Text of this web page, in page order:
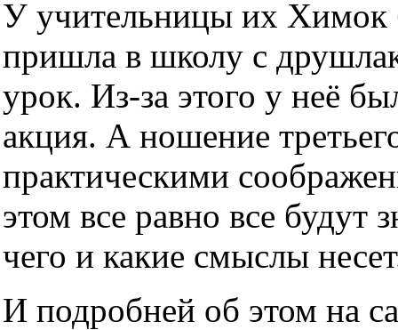
У учительницы их Химок
пришла в школу с
урок. Из-за этого у неё
акция. А ношение
практическими
этом все равно все будут
чего и какие смыслы
И подробней об этом на